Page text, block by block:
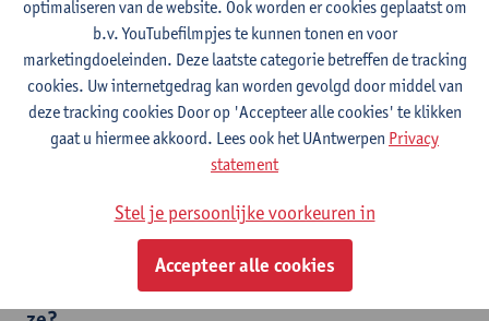
De taaljaarstudenten en taalmaten: wie zijn
optimaliseren van de website. Ook worden er cookies geplaatst om
b.v. YouTubefilmpjes te kunnen tonen en voor
marketingdoeleinden. Deze laatste categorie betreffen de tracking
cookies. Uw internetgedrag kan worden gevolgd door middel van
deze tracking cookies Door op 'Accepteer alle cookies' te klikken
gaat u hiermee akkoord. Lees ook het UAntwerpen Privacy
statement
Stel je persoonlijke voorkeuren in
Accepteer alle cookies